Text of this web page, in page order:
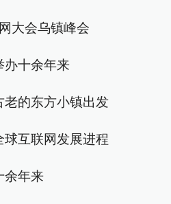
大会乌镇峰会
办十余年来
老的东方小镇出发
球互联网发展进程
余年来